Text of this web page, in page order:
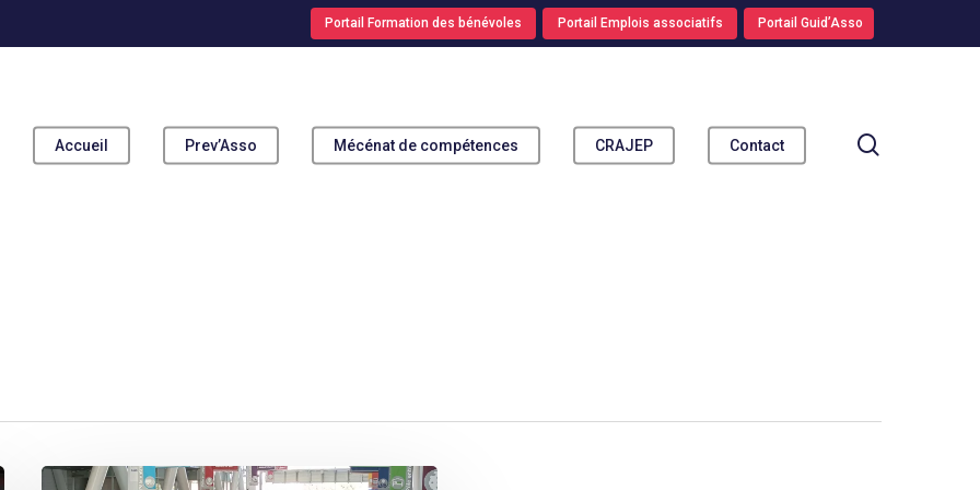
Portail Formation des bénévoles Portail Emplois associatifs Portail Guid’Asso
fermer
Accueil Prev’Asso Mécénat de compétences CRAJEP Contact
La